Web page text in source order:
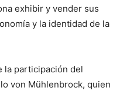
exhibir y vender sus
y la identidad de la
la participación del
von Mühlenbrock, quien